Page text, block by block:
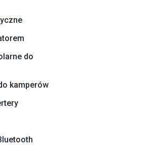
do
kamperów